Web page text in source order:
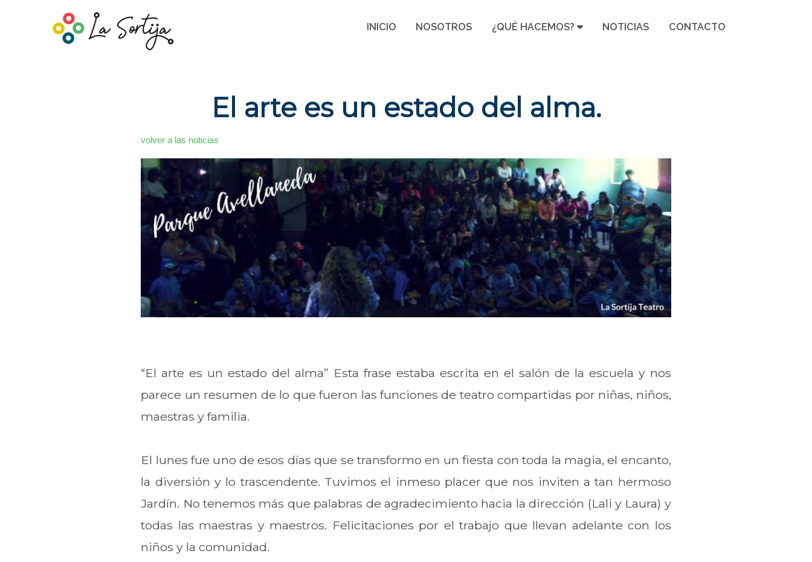
INICIO NOSOTROS ¿QUÉ HACEMOS? NOTICIAS CONTACTO
El arte es un estado del alma.
volver a las noticias
“El arte es un estado del alma” Esta frase estaba escrita en el salón de la escuela y nos
parece un resumen de lo que fueron las funciones de teatro compartidas por niñas, niños,
maestras y familia.
El lunes fue uno de esos días que se transformo en un fiesta con toda la magia, el encanto,
la diversión y lo trascendente. Tuvimos el inmeso placer que nos inviten a tan hermoso
Jardín. No tenemos más que palabras de agradecimiento hacia la dirección (Lali y Laura) y
todas las maestras y maestros. Felicitaciones por el trabajo que llevan adelante con los
niños y la comunidad.